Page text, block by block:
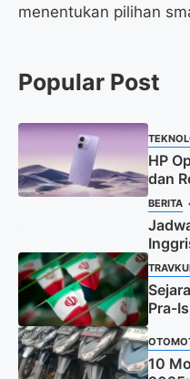
menentukan pilihan
Popular Post
HP
dan
BERITA
Pra-
10